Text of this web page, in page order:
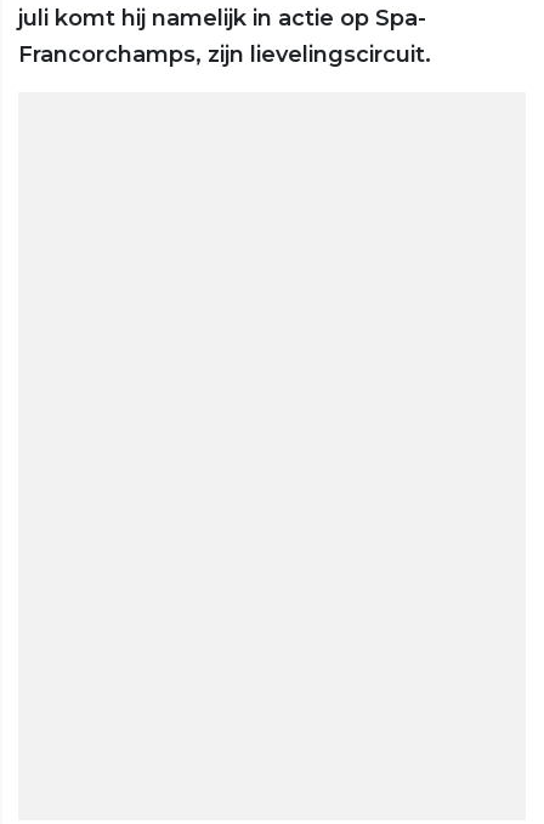
juli komt hij namelijk in actie op Spa-
Francorchamps, zijn lievelingscircuit.